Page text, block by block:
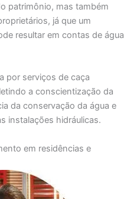
patrimônio, mas também
já que um
resultar em contas de água
por serviços de caça
a conscientização da
da conservação da água e
instalações hidráulicas.
em residências e